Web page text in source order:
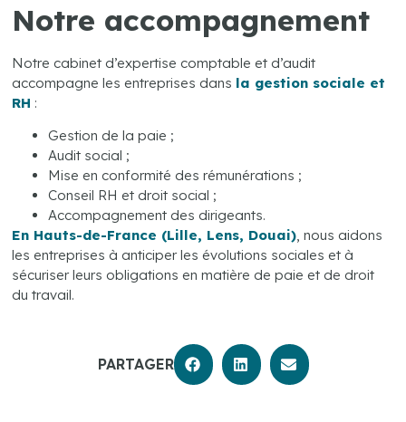
Notre accompagnement
Notre cabinet d’expertise comptable et d’audit
accompagne les entreprises dans la gestion sociale et
RH :
Gestion de la paie ;
Audit social ;
Mise en conformité des rémunérations ;
Conseil RH et droit social ;
Accompagnement des dirigeants.
En Hauts-de-France (Lille, Lens, Douai), nous aidons
les entreprises à anticiper les évolutions sociales et à
sécuriser leurs obligations en matière de paie et de droit
du travail.
PARTAGER